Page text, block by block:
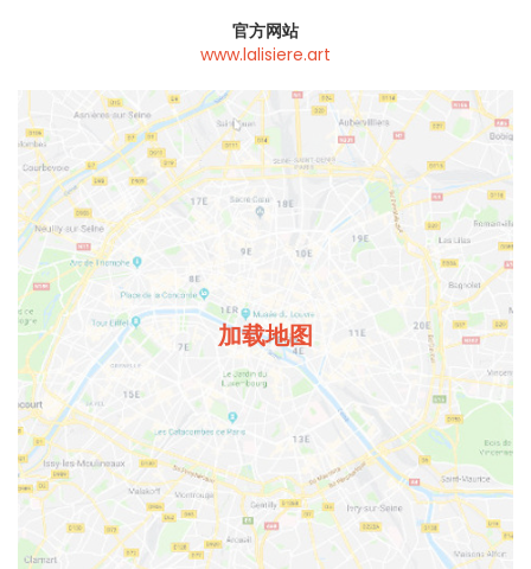
官方网站
www.lalisiere.art
加载地图